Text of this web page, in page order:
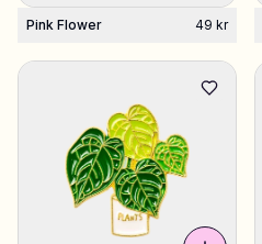
Pink Flower 49 kr